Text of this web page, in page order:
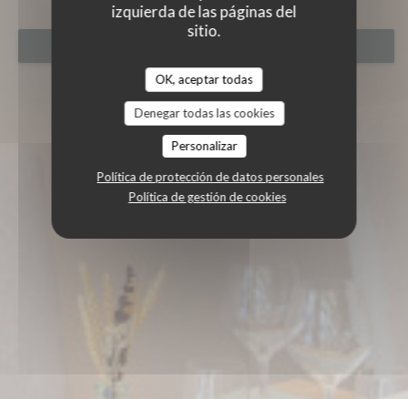
izquierda de las páginas del
sitio.
OK, aceptar todas
Denegar todas las cookies
Personalizar
Política de protección de datos personales
Política de gestión de cookies